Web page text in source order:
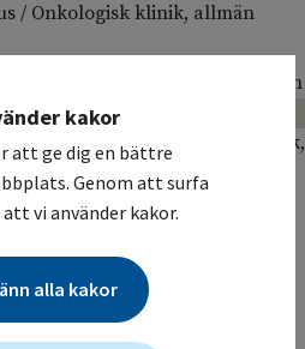
/ Onkologisk klinik, allmän
/ Onkologisk klinik, allmän
/ Onkologisk klinik, allmän
/ Onkologisk klinik,
Ewing sarkom studiegrupper.
överlevnaden för patienter
kakor
att ge dig en bättre
Genom att surfa
vi använder kakor.
alla kakor